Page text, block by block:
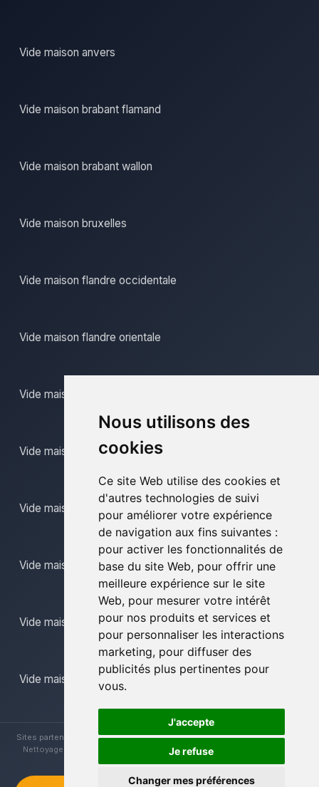
Nous utilisons des
cookies
Ce site Web utilise des cookies et
d'autres technologies de suivi
pour améliorer votre expérience
de navigation aux fins suivantes :
pour activer les fonctionnalités de
base du site Web, pour offrir une
meilleure expérience sur le site
Web, pour mesurer votre intérêt
pour nos produits et services et
pour personnaliser les interactions
marketing, pour diffuser des
publicités plus pertinentes pour
vous.
J'accepte
Je refuse
Changer mes préférences
Vide maison anvers
Vide maison brabant flamand
Vide maison brabant wallon
Vide maison bruxelles
Vide maison flandre occidentale
Vide maison flandre orientale
Vide maison hainaut
Vide maison liege
Vide maison limbourg
Vide maison mons
Vide maison namur
Vide maison province du luxembourg
Sites partenaires : Brocanteur Vide Maison | Vide Maison La Louvière
Nettoyage Vide Maisons
Vide Maison Hainaut